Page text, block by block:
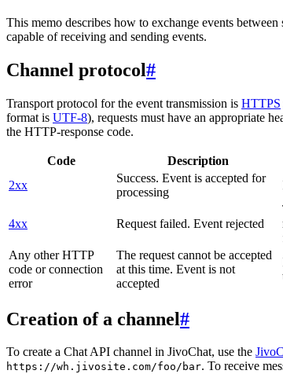
This memo describes how to exchange events
capable of receiving and sending events.
Channel protocol#
Transport protocol for the event transmission is HTTPS
format is UTF-8), requests must have an appropriate
the HTTP-response code.
Code Description
2xx
Success. Event is accepted for
processing
4xx Request failed. Event rejected
Any other HTTP
code or connection
error
The request cannot be accepted
at this time. Event is not
accepted
Creation of a channel#
To create a Chat API channel in JivoChat, use the
https://wh.jivosite.com/foo/bar. To receive